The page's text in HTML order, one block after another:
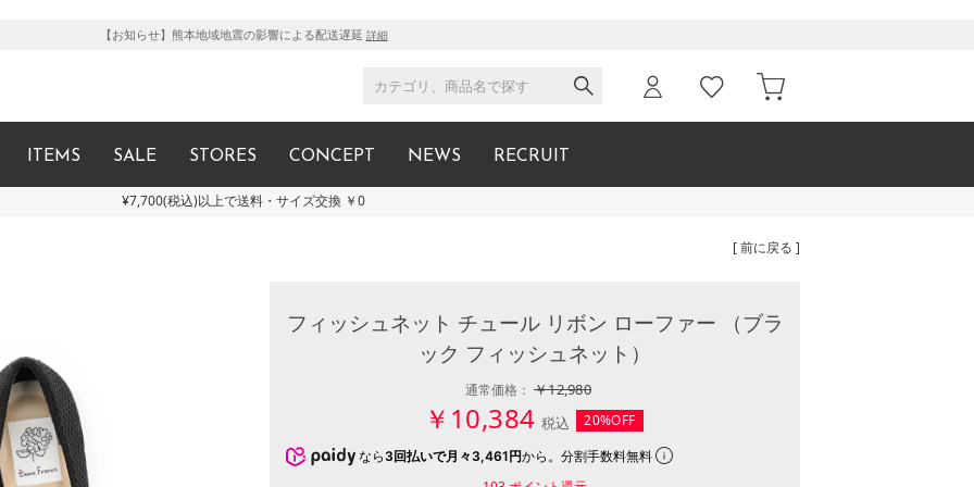
【お知らせ】熊本地域地震の影響による配送遅延 詳細
ITEMS SALE STORES CONCEPT NEWS RECRUIT
¥7,700(税込)以上で送料・サイズ交換 ￥0
[ 前に戻る ]
フィッシュネット チュール リボン ローファー （ブラ
ック フィッシュネット）
通常価格：￥12,980
￥10,384 税込 20%OFF
なら 3回払いで月々3,461円から。分割手数料無料